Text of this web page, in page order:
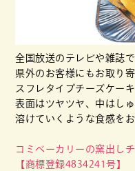
全国放送のテレビや雑誌
県外のお客様にもお取り
スフレタイプチーズケーキ
表面はツヤツヤ、中はし
溶けていくような食感を
コミベーカリーの窯出し
【商標登録4834241号】